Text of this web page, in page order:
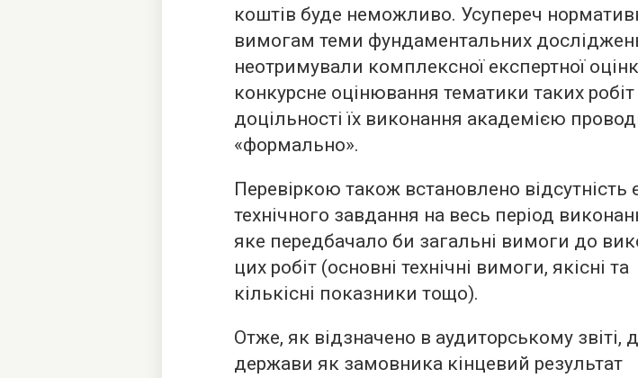
коштів буде неможливо. Усупереч
вимогам теми фундаментальних
неотримували комплексної експертної
конкурсне оцінювання тематики таких
доцільності їх виконання академією
«формально».
Перевіркою також встановлено відсутність
технічного завдання на весь період
яке передбачало би загальні вимоги до
цих робіт (основні технічні вимоги, якісні та
кількісні показники тощо).
Отже, як відзначено в аудиторському звіті,
держави як замовника кінцевий результат